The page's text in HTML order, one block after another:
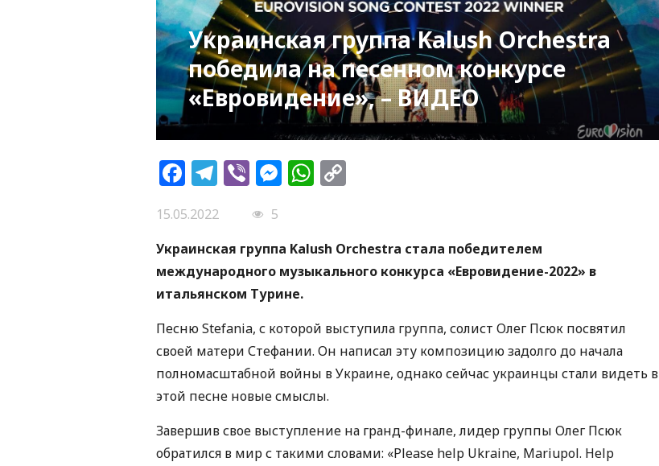
Украинская группа Kalush Orchestra
победила на песенном конкурсе
«Евровидение», – ВИДЕО
Facebook
Telegram
ViberMessenger
WhatsApp
15.05.2022
5
Украинская группа Kalush Orchestra стала победителем
международного музыкального конкурса «Евровидение-2022» в
итальянском Турине.
Песню Stefania, с которой выступила группа, солист Олег Псюк посвятил
своей матери Стефании. Он написал эту композицию задолго до начала
полномасштабной войны в Украине, однако сейчас украинцы стали видеть в
этой песне новые смыслы.
Завершив свое выступление на гранд-финале, лидер группы Олег Псюк
обратился в мир с такими словами: «Please help Ukraine, Mariupol. Help